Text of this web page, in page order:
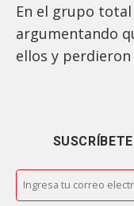
En el grupo
argumentando
ellos y